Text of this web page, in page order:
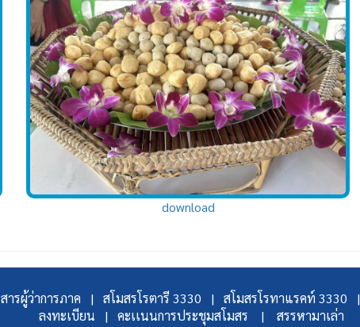
download
สารผู้ว่าการภาค | สโมสรโรตารี 3330 | สโมสรโรทาแรคท์ 3330 |
ลงทะเบียน |
คะเเนนการประชุมสโมสร | สรรหามาเล่า